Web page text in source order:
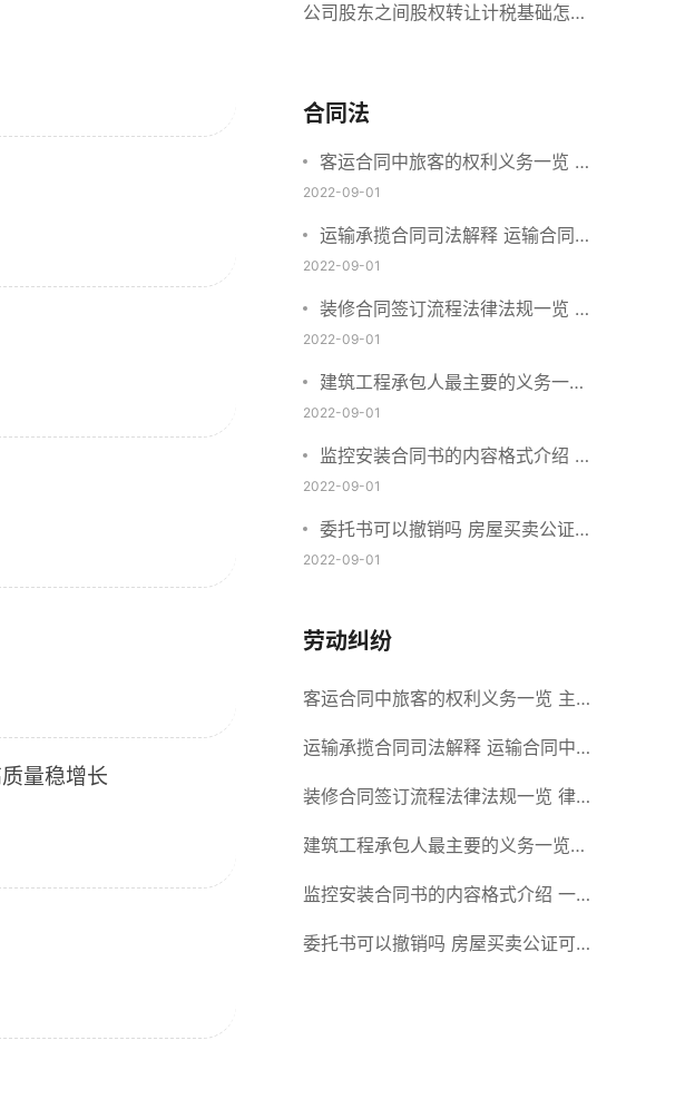
量稳增长
人公司的特征
公司股东之间股权转让计税基础怎么
合什么要件？
合同法
客运合同中旅客的权利义务一览 主
要包括这些内容
2022-09-01
运输承揽合同司法解释 运输合同中
承运人的义务有哪些
2022-09-01
装修合同签订流程法律法规一览 律
师解答
2022-09-01
建筑工程承包人最主要的义务一览
承包合同内容介绍
2022-09-01
监控安装合同书的内容格式介绍 一
般包括这些条款
2022-09-01
委托书可以撤销吗 房屋买卖公证可
否撤销
2022-09-01
劳动纠纷
客运合同中旅客的权利义务一览 主
要包括这些内容
运输承揽合同司法解释 运输合同中
承运人的义务有哪些
装修合同签订流程法律法规一览 律
师解答
建筑工程承包人最主要的义务一览
承包合同内容介绍
监控安装合同书的内容格式介绍 一
般包括这些条款
委托书可以撤销吗 房屋买卖公证可